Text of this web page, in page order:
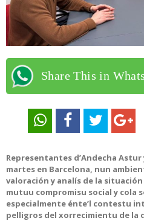
Share This in
Representantes d’Andecha Astur
martes en Barcelona, nun
valoración y analís de la
mutuu compromisu social y cola
especialmente énte’l contestu
pelligros del xorrecimientu de la